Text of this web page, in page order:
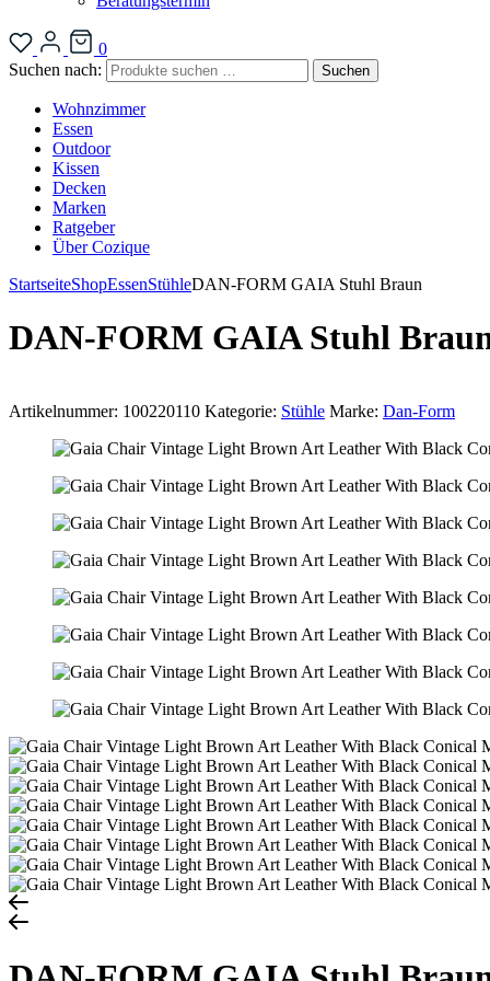
0
Suchen nach:
Suchen
Wohnzimmer
Essen
Outdoor
Kissen
Decken
Marken
Ratgeber
Über Cozique
StartseiteShopEssenStühleDAN-FORM GAIA Stuhl Braun
DAN-FORM GAIA Stuhl
Artikelnummer: 100220110 Kategorie: Stühle Marke: Dan-Form